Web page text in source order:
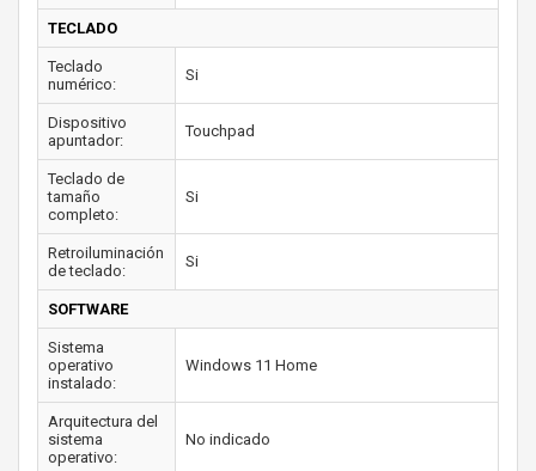
TECLADO
Teclado
numérico:
Si
Dispositivo
apuntador:
Touchpad
Teclado de
tamaño
completo:
Si
Retroiluminación
de teclado:
Si
SOFTWARE
Sistema
operativo
instalado:
Windows 11 Home
Arquitectura del
sistema
operativo:
No indicado